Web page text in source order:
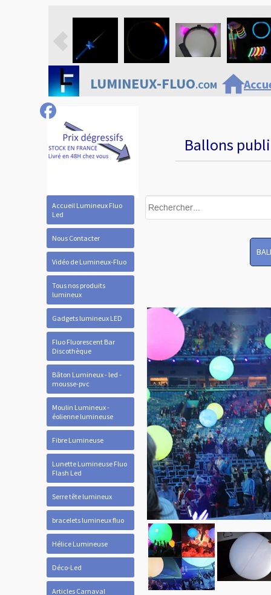
Accueil Lumineux Fluo
Led
Nous Contacter
Vidéo de Lumineux-Fluo
Tous nos produits
lumineux
Gadgets lumineux LED
Fluo Fluorescent Bar
Discothèque
Bâton Lumineux - led -
mousse-pvc
Moulin Lumineux -
éolienne lumineuse
Fibre Lumineuse
Lunette Lumineuse Fluo
Flash Led
Serre tête lumineux
bracelets lumineux fluo
Hélice Lumineuse
Déco-Led
Articles Carnaval
LUMINEUX-FLUO.COMhome
Ballons